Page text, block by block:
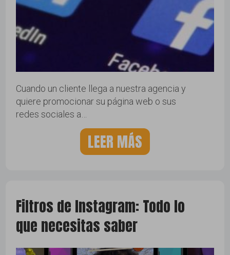
Cuando un cliente llega a nuestra agencia y
quiere promocionar su página web o sus
redes sociales a…
LEER MÁS
Filtros de Instagram: Todo lo
que necesitas saber